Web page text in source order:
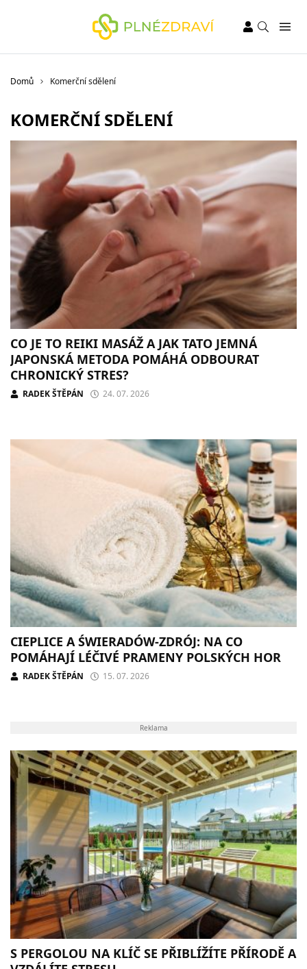
Domů Komerční sdělení
KOMERČNÍ SDĚLENÍ
CO JE TO REIKI MASÁŽ A JAK TATO JEMNÁ
JAPONSKÁ METODA POMÁHÁ ODBOURAT
CHRONICKÝ STRES?
RADEK ŠTĚPÁN 24. 07. 2026
CIEPLICE A ŚWIERADÓW-ZDRÓJ: NA CO
POMÁHAJÍ LÉČIVÉ PRAMENY POLSKÝCH HOR
RADEK ŠTĚPÁN 15. 07. 2026
Reklama
S PERGOLOU NA KLÍČ SE PŘIBLÍŽÍTE PŘÍRODĚ A